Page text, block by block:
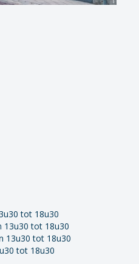
tot 18u30
13u30 tot 18u30
13u30 tot 18u30
tot 18u30